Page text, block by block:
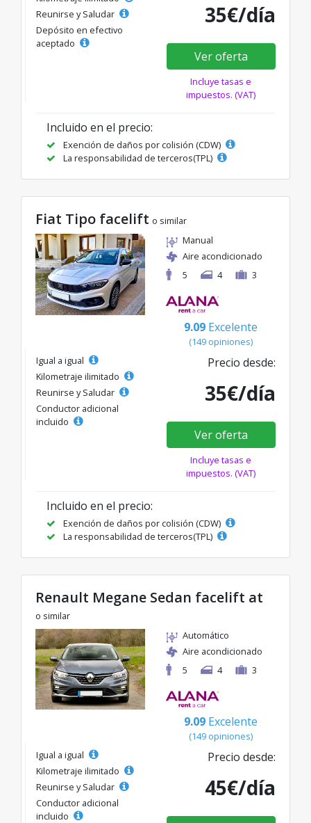
Reunirse y Saludar
Depósito en efectivo
aceptado
35€/día
Ver oferta
Incluye tasas e
impuestos. (VAT)
Incluido en el precio:
Exención de daños por colisión (CDW)
La responsabilidad de terceros(TPL)
Fiat Tipo facelift o similar
Manual
Aire acondicionado
5
4 3
9.09 Excelente
(149 opiniones)
Igual a igual
Kilometraje ilimitado
Reunirse y Saludar
Conductor adicional
incluido
Precio desde:
35€/día
Ver oferta
Incluye tasas e
impuestos. (VAT)
Incluido en el precio:
Exención de daños por colisión (CDW)
La responsabilidad de terceros(TPL)
Renault Megane Sedan facelift at
o similar
Automático
Aire acondicionado
5
4 3
9.09 Excelente
(149 opiniones)
Igual a igual
Kilometraje ilimitado
Reunirse y Saludar
Conductor adicional
incluido
Precio desde:
45€/día